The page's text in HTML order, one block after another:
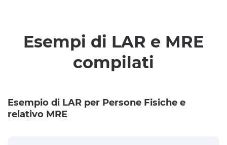
Esempi di LAR e MRE
compilati
Esempio di LAR per Persone Fisiche e
relativo MRE